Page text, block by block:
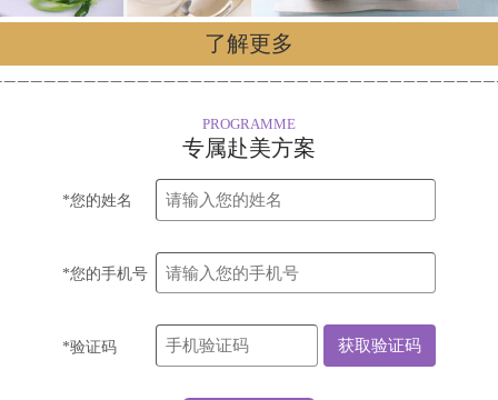
了解更多
PROGRAMME
专属赴美方案
*您的姓名
*您的手机号
*验证码